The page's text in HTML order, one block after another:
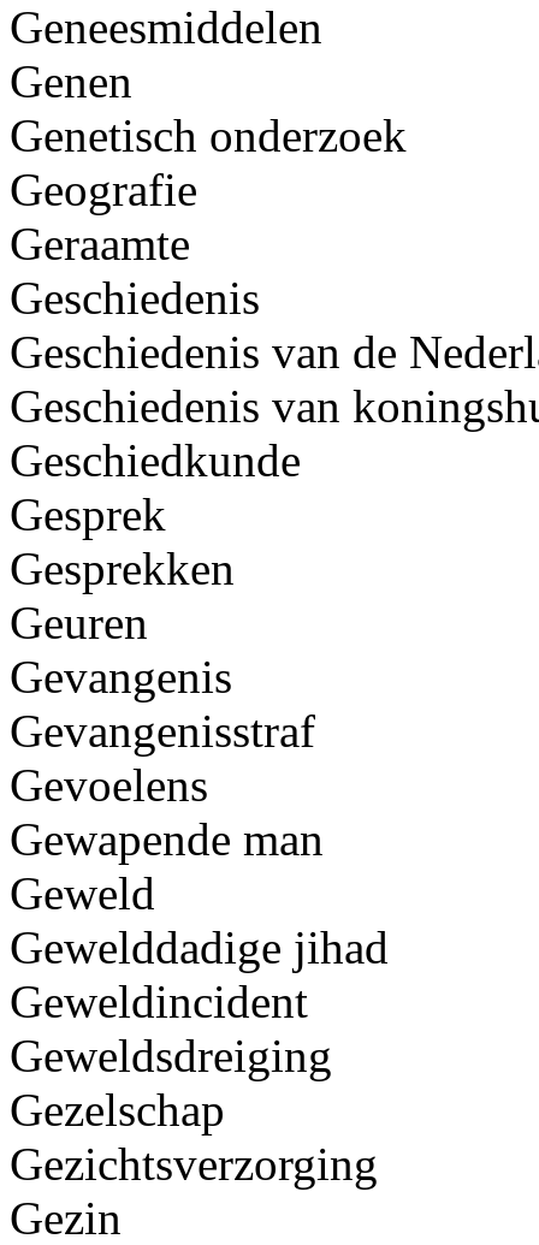
Geneesmiddelen
Genen
Genetisch onderzoek
Geografie
Geraamte
Geschiedenis
Geschiedenis van de
Geschiedenis van
Geschiedkunde
Gesprek
Gesprekken
Geuren
Gevangenis
Gevangenisstraf
Gevoelens
Gewapende man
Geweld
Gewelddadige jihad
Geweldincident
Geweldsdreiging
Gezelschap
Gezichtsverzorging
Gezin